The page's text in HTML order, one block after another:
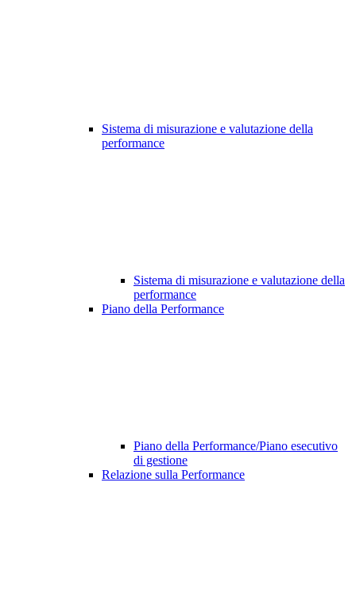
Sistema di misurazione e valutazione della
performance
Sistema di misurazione e valutazione della
performance
Piano della Performance
Piano della Performance/Piano esecutivo
di gestione
Relazione sulla Performance